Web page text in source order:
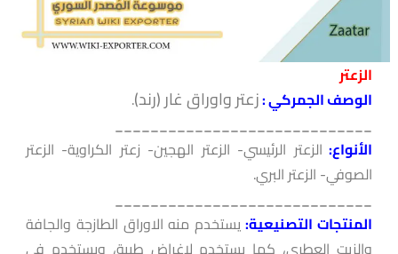
الزعتر
الوصف الجمركي :زعتر واوراق غار (رند).
_____________________________
الأنواع: الزعتر الرئيسي- الزعتر الهجين- زعتر الكراوية- الزعتر
الصوفي- الزعتر البري.
_____________________________
المنتجات التصنيعية:يستخدم منه الاوراق الطازجة والجافة
والزيت العطري، كما يستخدم لاغراض طبية، ويستخدم في